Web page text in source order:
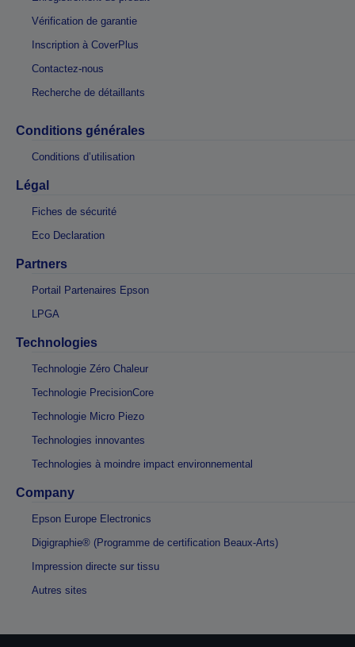
Vérification de garantie
Inscription à CoverPlus
Contactez-nous
Recherche de détaillants
Conditions générales
Conditions d’utilisation
Légal
Fiches de sécurité
Eco Declaration
Partners
Portail Partenaires Epson
LPGA
Technologies
Technologie Zéro Chaleur
Technologie PrecisionCore
Technologie Micro Piezo
Technologies innovantes
Technologies à moindre impact environnemental
Company
Epson Europe Electronics
Digigraphie® (Programme de certification Beaux-Arts)
Impression directe sur tissu
Autres sites